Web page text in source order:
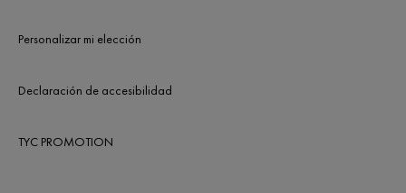
Personalizar mi elección
Declaración de accesibilidad
TYC PROMOTION